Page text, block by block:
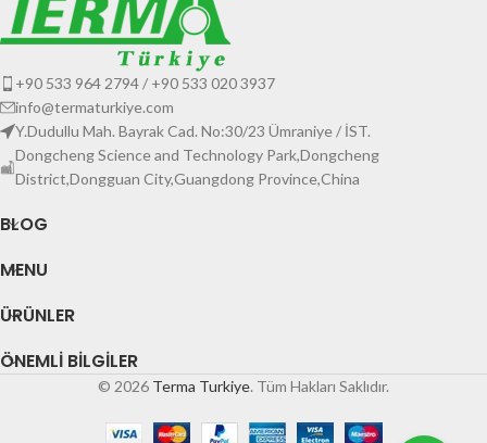
+90 533 964 2794 / +90 533 020 3937
info@termaturkiye.com
Y.Dudullu Mah. Bayrak Cad. No:30/23 Ümraniye / İST.
Dongcheng Science and Technology Park,Dongcheng
District,Dongguan City,Guangdong Province,China
BLOG
MENU
ÜRÜNLER
ÖNEMLI BILGILER
© 2026 Terma Turkiye. Tüm Hakları Saklıdır.